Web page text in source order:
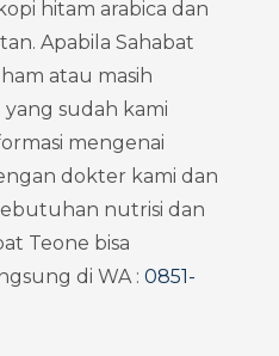
hitam arabica dan
Apabila Sahabat
atau masih
sudah kami
mengenai
dokter kami dan
nutrisi dan
Teone bisa
di WA : 0851-